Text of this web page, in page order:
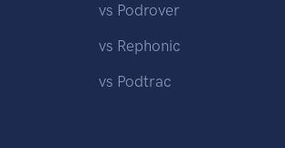
vs Podrover
vs Rephonic
vs Podtrac